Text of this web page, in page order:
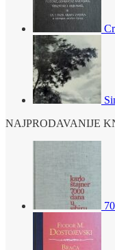
NAJPRODAVANIJE